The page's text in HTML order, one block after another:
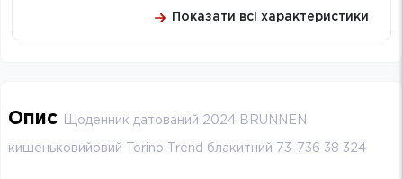
Показати всі характеристики
Опис Щоденник датований 2024 BRUNNEN
кишеньковийовий Torino Trend блакитний 73-736 38 324